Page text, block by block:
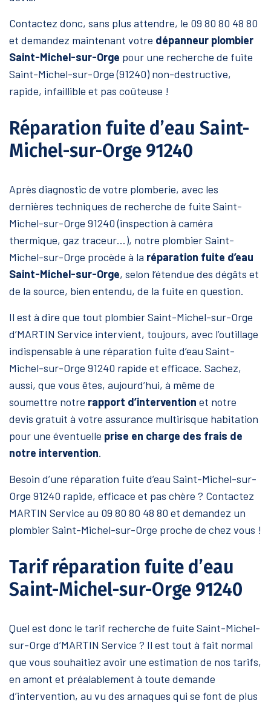
Contactez donc, sans plus attendre, le 09 80 80 48 80
et demandez maintenant votre dépanneur plombier
Saint-Michel-sur-Orge pour une recherche de fuite
Saint-Michel-sur-Orge (91240) non-destructive,
rapide, infaillible et pas coûteuse !
Réparation fuite d’eau Saint-
Michel-sur-Orge 91240
Après diagnostic de votre plomberie, avec les
dernières techniques de recherche de fuite Saint-
Michel-sur-Orge 91240 (inspection à caméra
thermique, gaz traceur…), notre plombier Saint-
Michel-sur-Orge procède à la réparation fuite d’eau
Saint-Michel-sur-Orge, selon l’étendue des dégâts et
de la source, bien entendu, de la fuite en question.
Il est à dire que tout plombier Saint-Michel-sur-Orge
d’MARTIN Service intervient, toujours, avec l’outillage
indispensable à une réparation fuite d’eau Saint-
Michel-sur-Orge 91240 rapide et efficace. Sachez,
aussi, que vous êtes, aujourd’hui, à même de
soumettre notre rapport d’intervention et notre
devis gratuit à votre assurance multirisque habitation
pour une éventuelle prise en charge des frais de
notre intervention.
Besoin d’une réparation fuite d’eau Saint-Michel-sur-
Orge 91240 rapide, efficace et pas chère ? Contactez
MARTIN Service au 09 80 80 48 80 et demandez un
plombier Saint-Michel-sur-Orge proche de chez vous !
Tarif réparation fuite d’eau
Saint-Michel-sur-Orge 91240
Quel est donc le tarif recherche de fuite Saint-Michel-
sur-Orge d’MARTIN Service ? Il est tout à fait normal
que vous souhaitiez avoir une estimation de nos tarifs,
en amont et préalablement à toute demande
d’intervention, au vu des arnaques qui se font de plus